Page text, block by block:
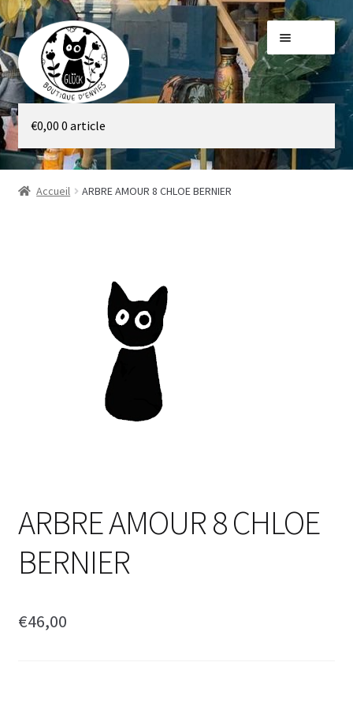
Aller
à
la
navigation
Aller
au
contenu
Galerie
Boutique
€0,00 0 article
Accueil ARBRE AMOUR 8 CHLOE BERNIER
ARBRE AMOUR 8 CHLOE
BERNIER
€46,00